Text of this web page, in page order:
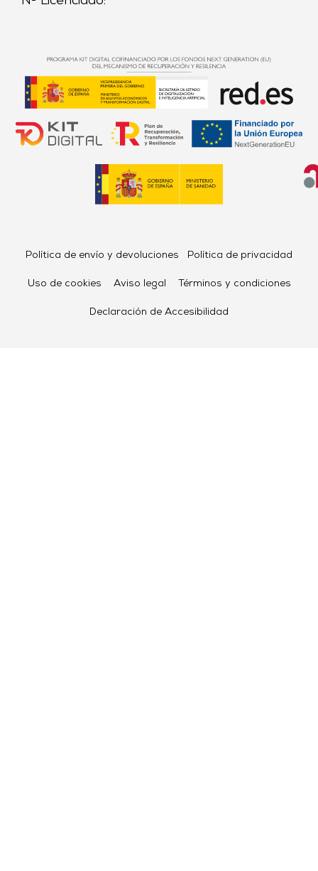
Política de envío y devoluciones Política de privacidad
Uso de cookies Aviso legal Términos y condiciones
Declaración de Accesibilidad